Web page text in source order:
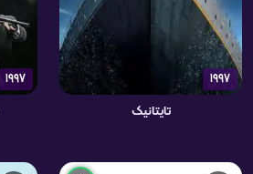
1997
تایتانیک
1997